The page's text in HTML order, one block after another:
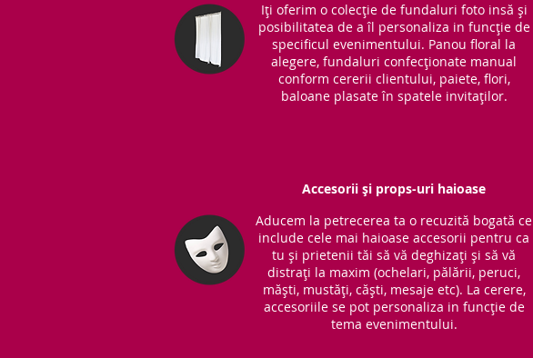
Iți oferim o colecție de fundaluri foto insă și
posibilitatea de a îl personaliza in funcție de
specificul evenimentului. Panou floral la
alegere, fundaluri confecționate manual
conform cererii clientului, paiete, flori,
baloane plasate în spatele invitaților.
Accesorii și props-uri haioase
Aducem la petrecerea ta o recuzită bogată ce
include cele mai haioase accesorii pentru ca
tu și prietenii tăi să vă deghizați și să vă
distrați la maxim (ochelari, pălării, peruci,
măști, mustăți, căști, mesaje etc). La cerere,
accesoriile se pot personaliza in funcție de
tema evenimentului.